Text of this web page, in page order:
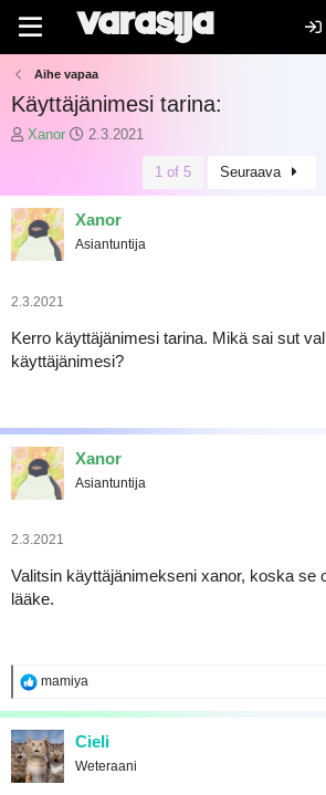
Aihe vapaa
Käyttäjänimesi tarina:
K
k
u
s
l
n
a
l
t
t
a
Xanor
A
i
t
s
v
m
r
ä
2.3.2021
1 of 5 Seuraava
Xanor
Asiantuntija
2.3.2021
Kerro käyttäjänimesi tarina. Mikä sai sut
käyttäjänimesi?
Xanor
Asiantuntija
2.3.2021
Valitsin käyttäjänimekseni xanor, koska se
lääke.
R
a
k
t
i
o
mamiya
Cieli
Weteraani